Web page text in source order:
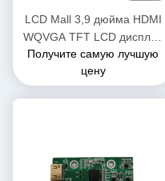
LCD Mall 3,9 дюйма HDMI
WQVGA TFT LCD дисплей
10 чипов Белый
светодиодный подсвет
Получите самую лучшую
цену